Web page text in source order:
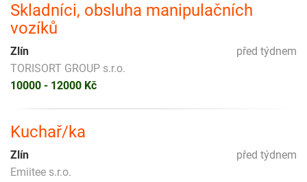
Skladníci, obsluha manipulačních
vozíků
před týdnem
Zlín
TORISORT GROUP s.r.o.
10000 - 12000 Kč
Kuchař/ka
před týdnem
Zlín
Emiitee s.r.o.